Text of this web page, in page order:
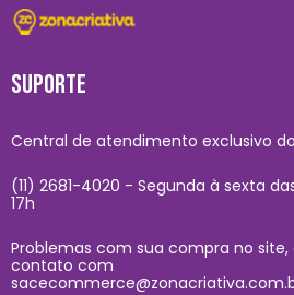
SUPORTE
Central de atendimento exclusivo
(11) 2681-4020 - Segunda à sexta
17h
Problemas com sua compra no
contato com